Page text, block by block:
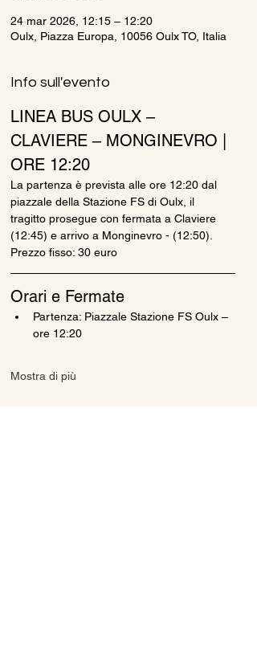
24 mar 2026, 12:15 – 12:20
Oulx, Piazza Europa, 10056 Oulx TO, Italia
Info sull'evento
LINEA BUS OULX –
CLAVIERE – MONGINEVRO |
ORE 12:20
La partenza è prevista alle ore 12:20 dal
piazzale della Stazione FS di Oulx, il
tragitto prosegue con fermata a Claviere
(12:45) e arrivo a Monginevro - (12:50).
Prezzo fisso: 30 euro
Orari e Fermate
Partenza: Piazzale Stazione FS Oulx –
ore 12:20
Mostra di più